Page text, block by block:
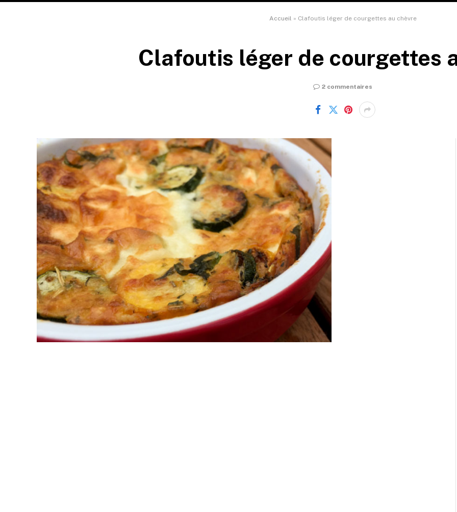
Accueil » Clafoutis léger de courgettes au chèvre
Clafoutis léger de courgettes
2 commentaires